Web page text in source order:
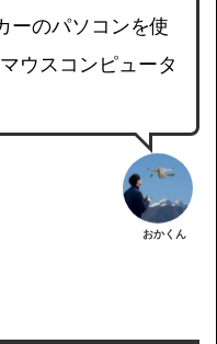
ーのパソコンを使
ウスコンピュータ
おかくん